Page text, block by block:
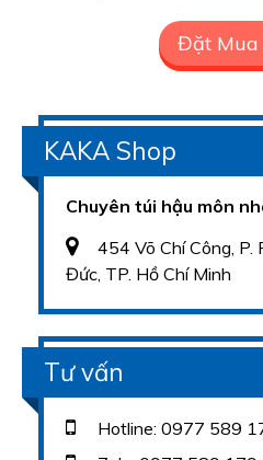
Đặt Mua
KAKA Shop
Chuyên túi hậu môn
454 Võ Chí Công, P.
Đức, TP. Hồ Chí Minh
Tư vấn
Hotline: 0977 589